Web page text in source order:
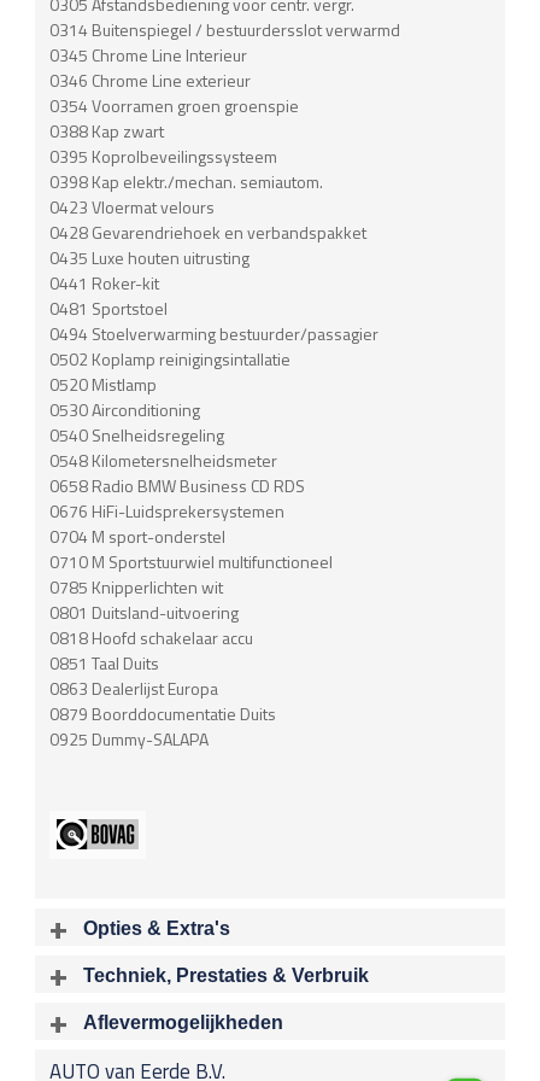
0314 Buitenspiegel / bestuurdersslot verwarmd
0345 Chrome Line Interieur
0346 Chrome Line exterieur
0354 Voorramen groen groenspie
0388 Kap zwart
0395 Koprolbeveilingssysteem
0398 Kap elektr./mechan. semiautom.
0423 Vloermat velours
0428 Gevarendriehoek en verbandspakket
0435 Luxe houten uitrusting
0441 Roker-kit
0481 Sportstoel
0494 Stoelverwarming bestuurder/passagier
0502 Koplamp reinigingsintallatie
0520 Mistlamp
0530 Airconditioning
0540 Snelheidsregeling
0548 Kilometersnelheidsmeter
0658 Radio BMW Business CD RDS
0676 HiFi-Luidsprekersystemen
0704 M sport-onderstel
0710 M Sportstuurwiel multifunctioneel
0785 Knipperlichten wit
0801 Duitsland-uitvoering
0818 Hoofd schakelaar accu
0851 Taal Duits
0863 Dealerlijst Europa
0879 Boorddocumentatie Duits
0925 Dummy-SALAPA
Opties & Extra's
Alarm klasse 3
Techniek, Prestaties & Verbruik
6 2979 cc
Vermogen
Aflevermogelijkheden
onderstaande
AUTO van Eerde B.V.